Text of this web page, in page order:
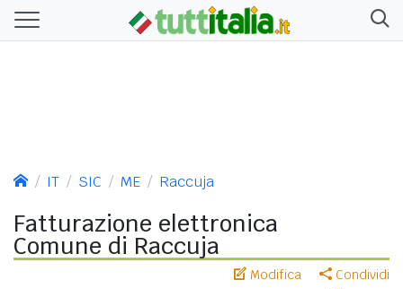
IT SIC ME Raccuja
Fatturazione elettronica
Comune di Raccuja
Modifica Condividi